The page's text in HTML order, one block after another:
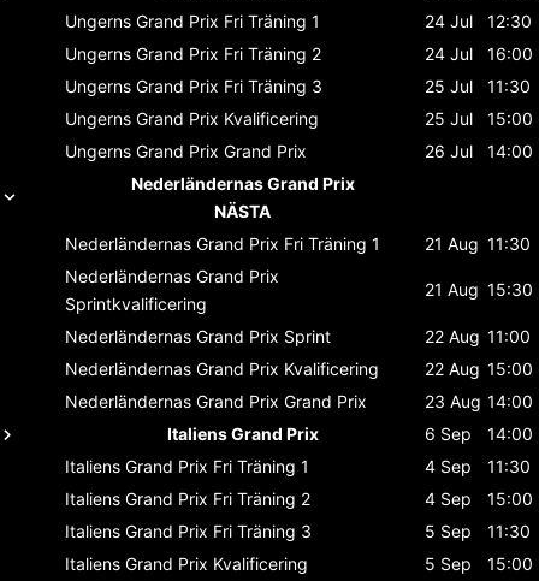
Ungerns Grand Prix Fri Träning 1 24 Jul
12:30
Ungerns Grand Prix Fri Träning 2 24 Jul
16:00
Ungerns Grand Prix Fri Träning 3 25 Jul
11:30
Ungerns Grand Prix Kvalificering 25 Jul
15:00
Ungerns Grand Prix Grand Prix 26 Jul
14:00
Nederländernas Grand Prix
NÄSTA
Nederländernas Grand Prix Fri Träning 1 21 Aug 11:30
Nederländernas Grand Prix
Sprintkvalificering
21 Aug 15:30
Nederländernas Grand Prix Sprint 22 Aug 11:00
Nederländernas Grand Prix Kvalificering 22 Aug 15:00
Nederländernas Grand Prix Grand Prix 23 Aug 14:00
Italiens Grand Prix
6 Sep
14:00
Italiens Grand Prix Fri Träning 1 4 Sep
11:30
Italiens Grand Prix Fri Träning 2 4 Sep
15:00
Italiens Grand Prix Fri Träning 3 5 Sep
11:30
Italiens Grand Prix Kvalificering 5 Sep
15:00